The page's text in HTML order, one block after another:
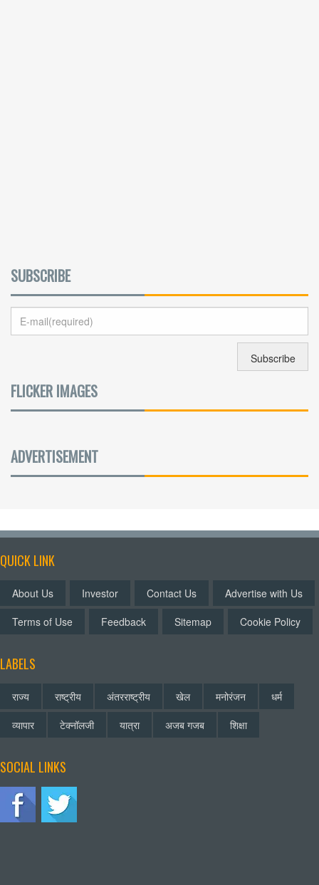
SUBSCRIBE
FLICKER IMAGES
ADVERTISEMENT
QUICK LINK
About Us Investor Contact Us
Advertise with Us
Terms of Use
Feedback Sitemap Cookie Policy
LABELS
राज्य राष्ट्रीय अंतरराष्ट्रीय खेल मनोरंजन
धर्म
व्यापार
टेक्नॉलजी यात्रा अजब गजब शिक्षा
SOCIAL LINKS